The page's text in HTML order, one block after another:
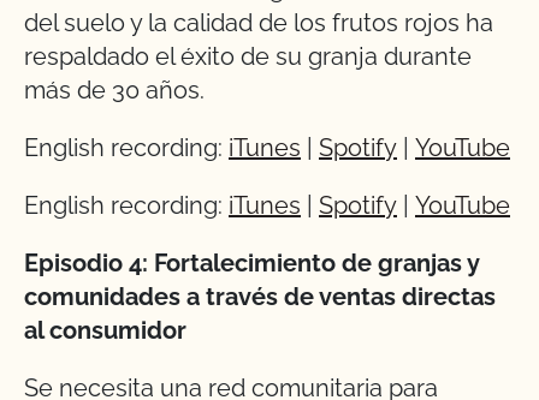
del suelo y la calidad de los frutos rojos ha
respaldado el éxito de su granja durante
más de 30 años.
English recording: iTunes Spotify
YouTube
English recording: iTunes Spotify
YouTube
Episodio 4: Fortalecimiento de granjas y
comunidades a través de ventas directas
al consumidor
Se necesita una red comunitaria para